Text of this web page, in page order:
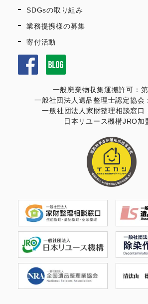
SDGsの取り組み
業務提携様の募集
寄付活動
一般廃棄物収集運搬許可：
一般社団法人遺品整理士認定協会
一般社団法人家財整理相談窓
日本リユース機構JRO加